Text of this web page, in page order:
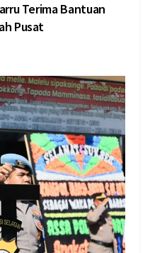
Terima Bantuan
Pusat